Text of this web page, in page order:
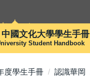
中國文化大學學生手冊
Student Handbook
度學生手冊 認識華岡